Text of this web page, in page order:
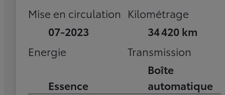
Mise en circulation
07-2023
Kilométrage
34 420 km
Energie
Essence
Transmission
Boîte
automatique